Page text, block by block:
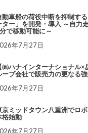
動車船の荷役中断を抑制す
ター」を開発・導入 ～自力
で移動可能に～
年7月27日
㈱ハナインターナショナル
ープ会社で販売力の更なる
年7月27日
京ミッドタウン八重洲でロ
格始動
年7月27日